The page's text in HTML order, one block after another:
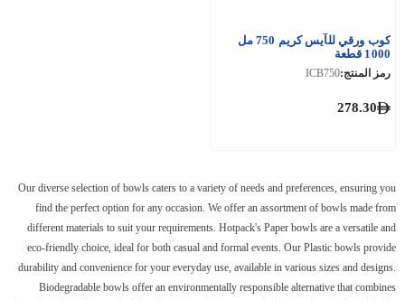
كوب ورقي للآيس كريم 750 مل
1000 قطعة
رمز المنتج:ICB750
278.30
Our diverse selection of bowls caters to a variety of needs and preferences, ensuring you
find the perfect option for any occasion. We offer an assortment of bowls made from
different materials to suit your requirements. Hotpack's Paper bowls are a versatile and
eco-friendly choice, ideal for both casual and formal events. Our Plastic bowls provide
durability and convenience for your everyday use, available in various sizes and designs.
Biodegradable bowls offer an environmentally responsible alternative that combines